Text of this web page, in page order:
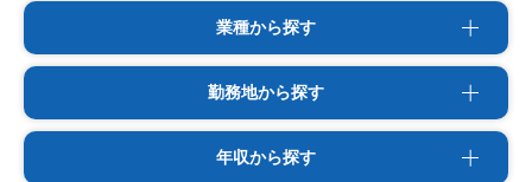
業種から探す
勤務地から探す
年収から探す